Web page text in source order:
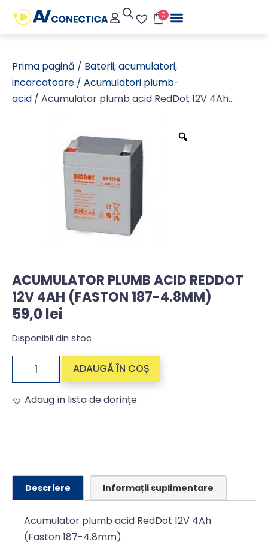
0
Prima pagină / Baterii, acumulatori,
incarcatoare / Acumulatori plumb-
acid / Acumulator plumb acid RedDot 12V 4Ah
ACUMULATOR PLUMB ACID REDDOT
12V 4AH (FASTON 187-4.8MM)
59,0lei
Disponibil din stoc
ADAUGĂ ÎN COȘ
Adaug în lista de dorințe
Descriere Informații suplimentare
Acumulator plumb acid RedDot 12V 4Ah
(Faston 187-4.8mm)